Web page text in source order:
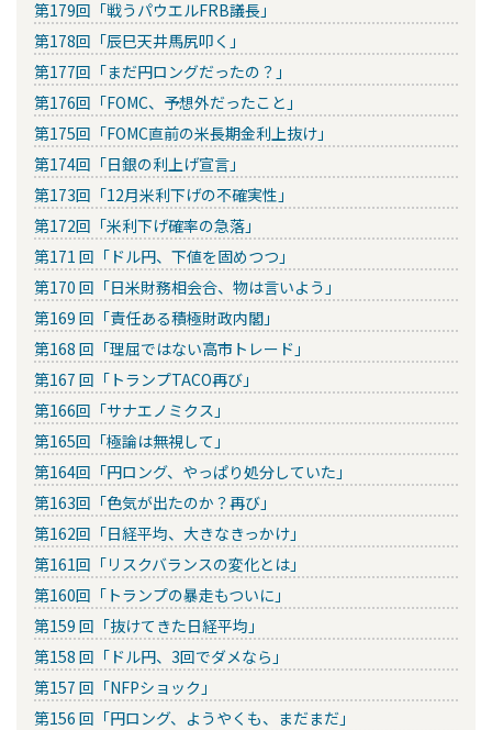
第179回「戦うパウエルFRB議長」
第178回「辰巳天井馬尻叩く」
第177回「まだ円ロングだったの？」
第176回「FOMC、予想外だったこと」
第175回「FOMC直前の米長期金利上抜け」
第174回「日銀の利上げ宣言」
第173回「12月米利下げの不確実性」
第172回「米利下げ確率の急落」
第171 回「ドル円、下値を固めつつ」
第170 回「日米財務相会合、物は言いよう」
第169 回「責任ある積極財政内閣」
第168 回「理屈ではない高市トレード」
第167 回「トランプTACO再び」
第166回「サナエノミクス」
第165回「極論は無視して」
第164回「円ロング、やっぱり処分していた」
第163回「色気が出たのか？再び」
第162回「日経平均、大きなきっかけ」
第161回「リスクバランスの変化とは」
第160回「トランプの暴走もついに」
第159 回「抜けてきた日経平均」
第158 回「ドル円、3回でダメなら」
第157 回「NFPショック」
第156 回「円ロング、ようやくも、まだまだ」